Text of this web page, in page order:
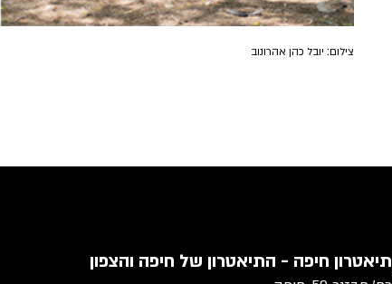
צילום: יובל כהן אהרונוב
תיאטרון חיפה - התיאטרון של חיפה והצפון